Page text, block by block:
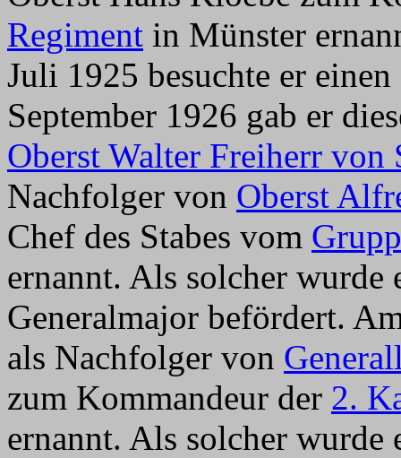
Regiment in Münster
Juli 1925 besuchte er
September 1926 gab er
Oberst Walter Freiherr von
Nachfolger von Oberst
Chef des Stabes vom
ernannt. Als solcher wurde
Generalmajor befördert.
als Nachfolger von
zum Kommandeur der 2.
ernannt. Als solcher wurde